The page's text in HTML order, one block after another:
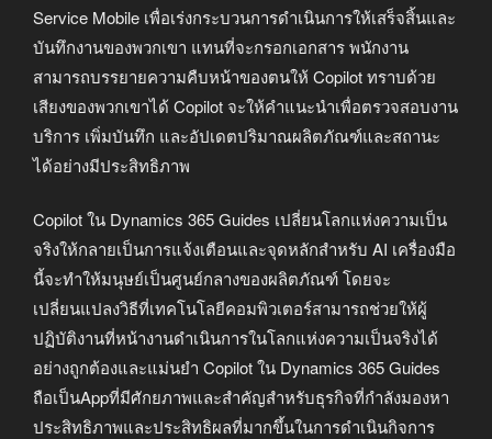
Service Mobile เพื่อเร่งกระบวนการดำเนินการให้เสร็จสิ้นและ
บันทึกงานของพวกเขา แทนที่จะกรอกเอกสาร พนักงาน
สามารถบรรยายความคืบหน้าของตนให้ Copilot ทราบด้วย
เสียงของพวกเขาได้ Copilot จะให้คำแนะนำเพื่อตรวจสอบงาน
บริการ เพิ่มบันทึก และอัปเดตปริมาณผลิตภัณฑ์และสถานะ
ได้อย่างมีประสิทธิภาพ
Copilot ใน Dynamics 365 Guides เปลี่ยนโลกแห่งความเป็น
จริงให้กลายเป็นการแจ้งเตือนและจุดหลักสำหรับ AI เครื่องมือ
นี้จะทำให้มนุษย์เป็นศูนย์กลางของผลิตภัณฑ์ โดยจะ
เปลี่ยนแปลงวิธีที่เทคโนโลยีคอมพิวเตอร์สามารถช่วยให้ผู้
ปฏิบัติงานที่หน้างานดำเนินการในโลกแห่งความเป็นจริงได้
อย่างถูกต้องและแม่นยำ Copilot ใน Dynamics 365 Guides
ถือเป็นAppที่มีศักยภาพและสำคัญสำหรับธุรกิจที่กำลังมองหา
ประสิทธิภาพและประสิทธิผลที่มากขึ้นในการดำเนินกิจการ